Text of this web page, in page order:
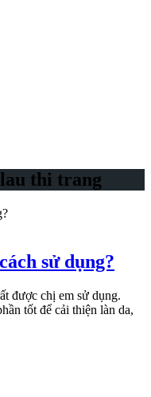
thi trang
sử dụng?
được chị em sử dụng.
tốt để cải thiện làn da,